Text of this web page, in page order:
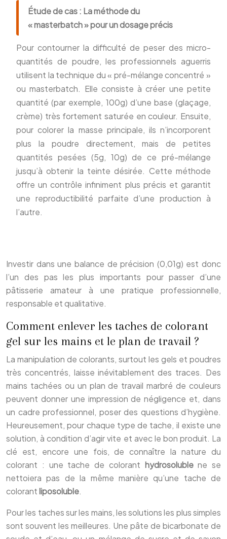
Étude de cas : La méthode du
« masterbatch » pour un dosage précis
Pour contourner la difficulté de peser des micro-
quantités de poudre, les professionnels aguerris
utilisent la technique du « pré-mélange concentré »
ou masterbatch. Elle consiste à créer une petite
quantité (par exemple, 100g) d’une base (glaçage,
crème) très fortement saturée en couleur. Ensuite,
pour colorer la masse principale, ils n’incorporent
plus la poudre directement, mais de petites
quantités pesées (5g, 10g) de ce pré-mélange
jusqu’à obtenir la teinte désirée. Cette méthode
offre un contrôle infiniment plus précis et garantit
une reproductibilité parfaite d’une production à
l’autre.
Investir dans une balance de précision (0,01g) est donc
l’un des pas les plus importants pour passer d’une
pâtisserie amateur à une pratique professionnelle,
responsable et qualitative.
Comment enlever les taches de colorant
gel sur les mains et le plan de travail ?
La manipulation de colorants, surtout les gels et poudres
très concentrés, laisse inévitablement des traces. Des
mains tachées ou un plan de travail marbré de couleurs
peuvent donner une impression de négligence et, dans
un cadre professionnel, poser des questions d’hygiène.
Heureusement, pour chaque type de tache, il existe une
solution, à condition d’agir vite et avec le bon produit. La
clé est, encore une fois, de connaître la nature du
colorant : une tache de colorant hydrosolublene se
nettoiera pas de la même manière qu’une tache de
colorantliposoluble.
Pour les taches sur les mains, les solutions les plus simples
sont souvent les meilleures. Une pâte de bicarbonate de